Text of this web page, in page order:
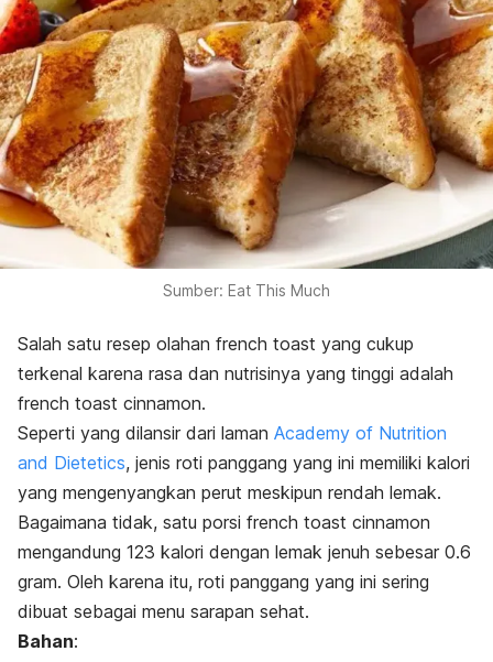
Sumber: Eat This Much
Salah satu resep olahan french toast yang cukup
terkenal karena rasa dan nutrisinya yang tinggi adalah
french toast cinnamon.
Seperti yang dilansir dari laman Academy of Nutrition
and Dietetics, jenis roti panggang yang ini memiliki kalori
yang mengenyangkan perut meskipun rendah lemak.
Bagaimana tidak, satu porsi french toast cinnamon
mengandung 123 kalori dengan lemak jenuh sebesar 0.6
gram. Oleh karena itu, roti panggang yang ini sering
dibuat sebagai menu sarapan sehat.
Bahan: